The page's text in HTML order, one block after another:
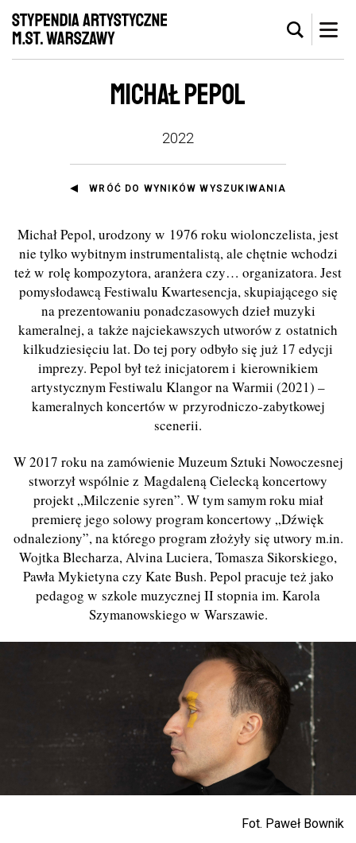
MICHAŁ PEPOL
2022
WRÓĆ DO WYNIKÓW WYSZUKIWANIA
Michał Pepol, urodzony w 1976 roku wiolonczelista, jest
nie tylko wybitnym instrumentalistą, ale chętnie wchodzi
też w rolę kompozytora, aranżera czy… organizatora. Jest
pomysłodawcą Festiwalu Kwartesencja, skupiającego się
na prezentowaniu ponadczasowych dzieł muzyki
kameralnej, a także najciekawszych utworów z ostatnich
kilkudziesięciu lat. Do tej pory odbyło się już 17 edycji
imprezy. Pepol był też inicjatorem i kierownikiem
artystycznym Festiwalu Klangor na Warmii (2021) –
kameralnych koncertów w przyrodniczo-zabytkowej
scenerii.
W 2017 roku na zamówienie Muzeum Sztuki Nowoczesnej
stworzył wspólnie z Magdaleną Cielecką koncertowy
projekt „Milczenie syren”. W tym samym roku miał
premierę jego solowy program koncertowy „Dźwięk
odnaleziony”, na którego program złożyły się utwory m.in.
Wojtka Blecharza, Alvina Luciera, Tomasza Sikorskiego,
Pawła Mykietyna czy Kate Bush. Pepol pracuje też jako
pedagog w szkole muzycznej II stopnia im. Karola
Szymanowskiego w Warszawie.
Fot. Paweł Bownik